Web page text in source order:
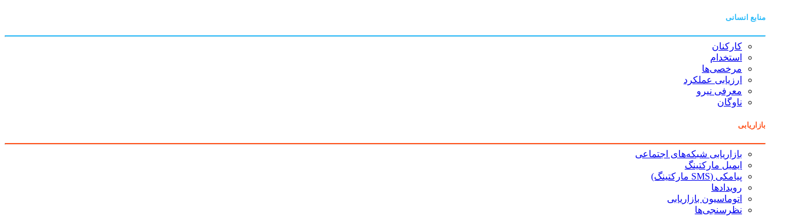
منابع انسانی
کارکنان
استخدام
مرخصی‌ها
ارزیابی عملکرد
معرفی نیرو
ناوگان
بازاریابی
بازاریابی شبکه‌های اجتماعی
ایمیل مارکتینگ
پیامکی (SMS مارکتینگ)
رویدادها
اتوماسیون بازاریابی
نظرسنجی‌ها